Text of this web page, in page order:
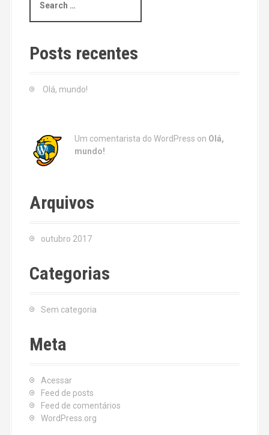
a
c
h
Posts recentes
Olá, mundo!
Um comentarista do WordPress on Olá,
mundo!
Arquivos
outubro 2017
Categorias
Sem categoria
Meta
Acessar
Feed de posts
Feed de comentários
WordPress.org